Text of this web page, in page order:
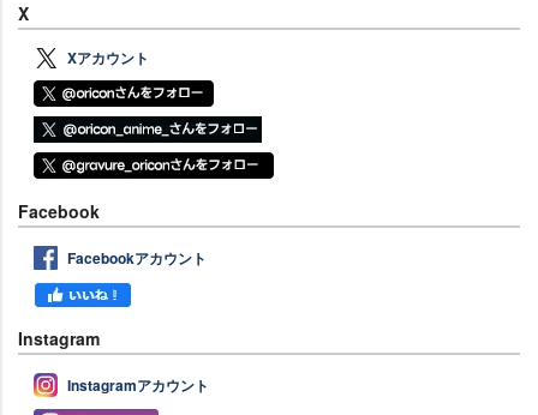
X
Xアカウント
Facebook
Facebookアカウント
Instagram
Instagramアカウント